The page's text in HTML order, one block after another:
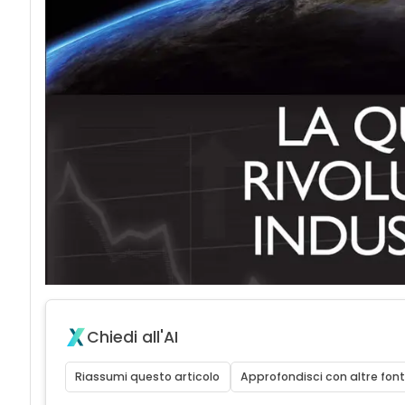
Chiedi all'AI
Riassumi questo articolo Approfondisci con altre